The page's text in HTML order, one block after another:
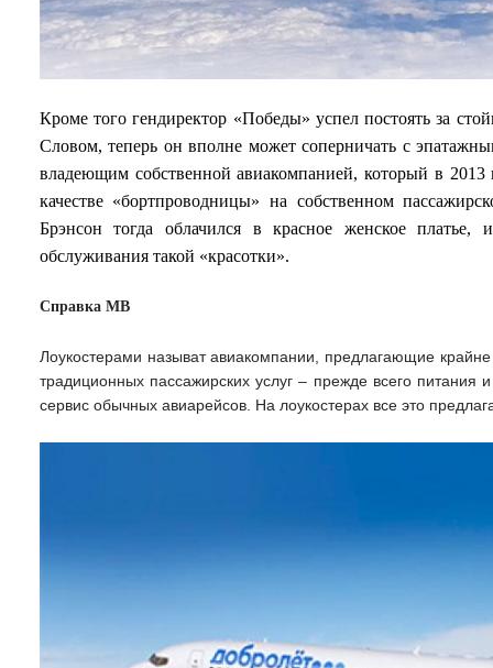
Кроме того гендиректор «Победы» успел постоять за
Словом, теперь он вполне может соперничать с
владеющим собственной авиакомпанией, который в 2013
качестве «бортпроводницы» на собственном
Брэнсон тогда облачился в красное женское
обслуживания такой «красотки».
Справка МВ
Лоукостерами называт авиакомпании, предлагающие
традиционных пассажирских услуг – прежде всего питания
сервис обычных авиарейсов. На лоукостерах все это